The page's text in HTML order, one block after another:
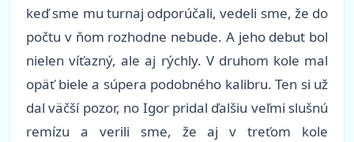
keď sme mu turnaj odporúčali, vedeli sme, že do
počtu v ňom rozhodne nebude. A jeho debut bol
nielen víťazný, ale aj rýchly. V druhom kole mal
opäť biele a súpera podobného kalibru. Ten si už
dal väčší pozor, no Igor pridal ďalšiu veľmi slušnú
remízu a verili sme, že aj v treťom kole